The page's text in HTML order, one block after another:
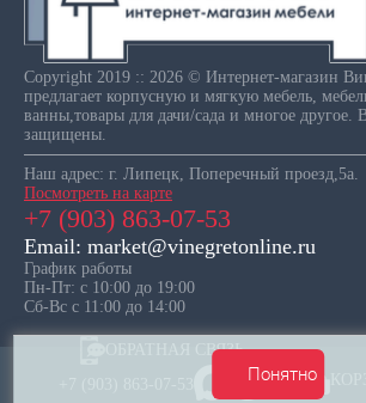
Понятно
Copyright 2019 :: 2026 © Интернет-магазин
предлагает корпусную и мягкую мебель,
ванны,товары для дачи/сада и многое другое.
защищены.
Наш адрес: г. Липецк, Поперечный проезд,5а.
Посмотреть на карте
+7 (903) 863-07-53
Email: market@vinegretonline.ru
График работы
Пн-Пт: с 10:00 до 19:00
Сб-Вс с 11:00 до 14:00
ОБРАТНАЯ СВЯЗЬ